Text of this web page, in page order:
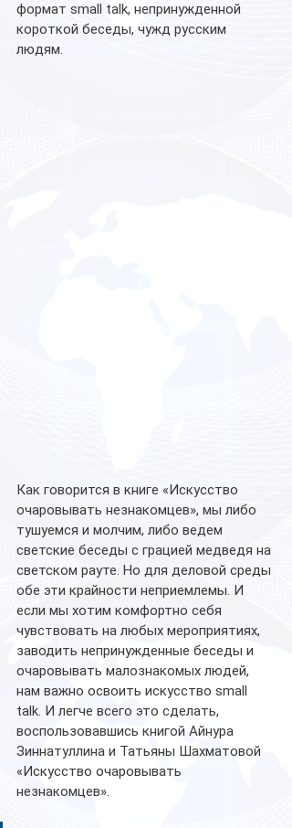
формат small talk, непринужденной
короткой беседы, чужд русским
людям.
Как говорится в книге «Искусство
очаровывать незнакомцев», мы либо
тушуемся и молчим, либо ведем
светские беседы с грацией медведя на
светском рауте. Но для деловой среды
обе эти крайности неприемлемы. И
если мы хотим комфортно себя
чувствовать на любых мероприятиях,
заводить непринужденные беседы и
очаровывать малознакомых людей,
нам важно освоить искусство small
talk. И легче всего это сделать,
воспользовавшись книгой Айнура
Зиннатуллина и Татьяны Шахматовой
«Искусство очаровывать
незнакомцев».